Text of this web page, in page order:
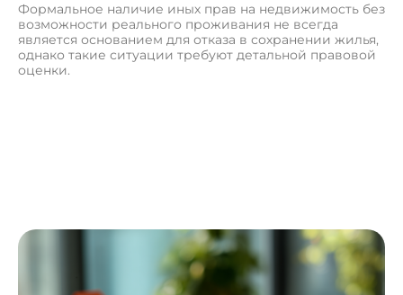
Формальное наличие иных прав на недвижимость без
возможности реального проживания не всегда
является основанием для отказа в сохранении жилья,
однако такие ситуации требуют детальной правовой
оценки.